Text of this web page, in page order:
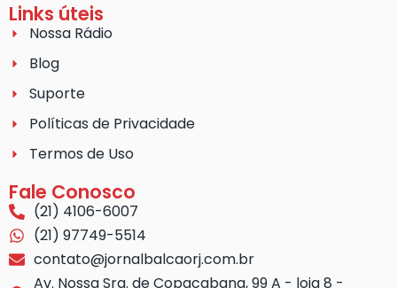
Links úteis
Nossa Rádio
Blog
Suporte
Políticas de Privacidade
Termos de Uso
Fale Conosco
(21) 4106-6007
(21) 97749-5514
contato@jornalbalcaorj.com.br
Av. Nossa Sra. de Copacabana, 99 A - loja 8 -